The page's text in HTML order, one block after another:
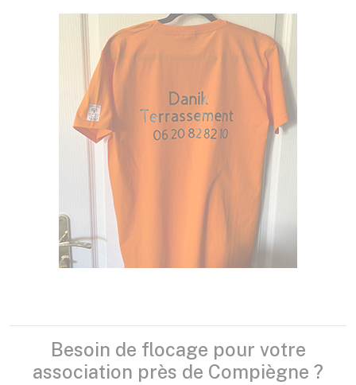
Besoin de flocage pour votre
association près de Compiègne ?